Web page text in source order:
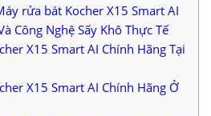
rửa bát Kocher X15 Smart AI
Công Nghệ Sấy Khô Thực Tế
X15 Smart AI Chính Hãng Tại
X15 Smart AI Chính Hãng Ở